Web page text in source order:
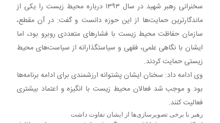
سخنرانی رهبر شهید در سال ۱۳۹۳ درباره محیط‌ زیست را یکی از
ماندگارترین حمایت‌ها از این حوزه دانست و گفت: در آن مقطع،
سازمان حفاظت محیط‌ زیست با فشارهای متعددی روبرو بود، اما
ایشان با نگاهی علمی، فقهی و سیاستگذارانه از سیاست‌های محیط‌
زیستی حمایت کردند.
وی ادامه داد: سخنان ایشان پشتوانه ارزشمندی برای ادامه برنامه‌ها
بود و موجب شد فعالان محیط‌ زیست با انگیزه و اعتماد بیشتری
فعالیت کنند.
رهبر با برخی تصویرسازی‌ها از ایشان تفاوت داشت